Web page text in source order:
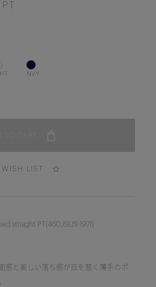
NVY
WISH LIST
straight PT(460JSL81-1971)
感と美しい落ち感が目を惹く薄手のポ